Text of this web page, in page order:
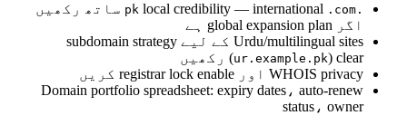
.pk
local credibility — international .com
ساتھ رکھیں
اگر global expansion plan ہے
Urdu/multilingual sites کے لیے subdomain strategy
(ur.example.pk) clear رکھیں
WHOIS privacy اور registrar lock enable کریں
Domain portfolio spreadsheet: expiry dates، auto-renew
status، owner